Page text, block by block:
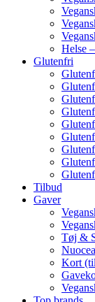
Helse
Glutenfri
Tilbud
Gaver
Tøj &
Kort